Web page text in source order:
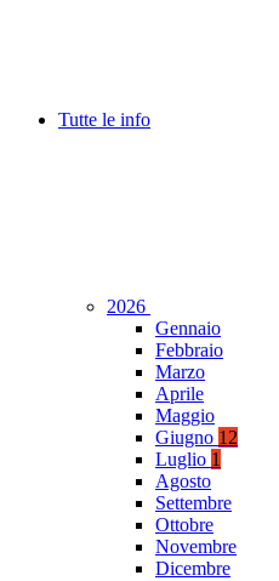
Tutte le info
2026
Gennaio
Febbraio
Marzo
Aprile
Maggio
Giugno 12
Luglio 1
Agosto
Settembre
Ottobre
Novembre
Dicembre